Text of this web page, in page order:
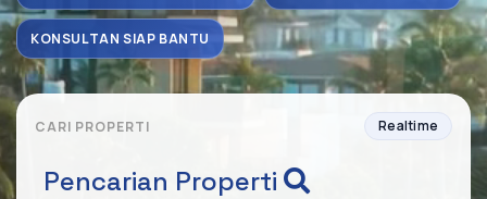
KONSULTAN SIAP BANTU
CARI PROPERTI Realtime
Pencarian Properti